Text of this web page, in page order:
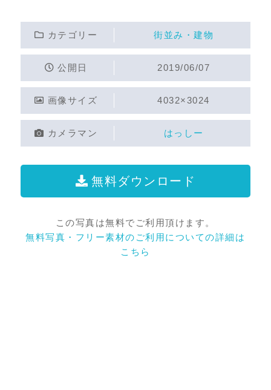
カテゴリー 街並み・建物
公開日 2019/06/07
画像サイズ 4032×3024
カメラマン はっしー
無料ダウンロード
この写真は無料でご利用頂けます。
無料写真・フリー素材のご利用についての詳細は
こちら